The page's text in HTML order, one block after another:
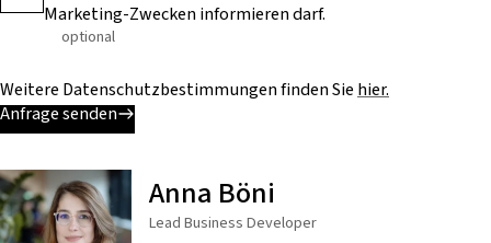
Marketing-Zwecken informieren darf.
optional
Weitere Datenschutzbestimmungen finden Sie hier.
Anfrage senden
Anna Böni
Lead Business Developer